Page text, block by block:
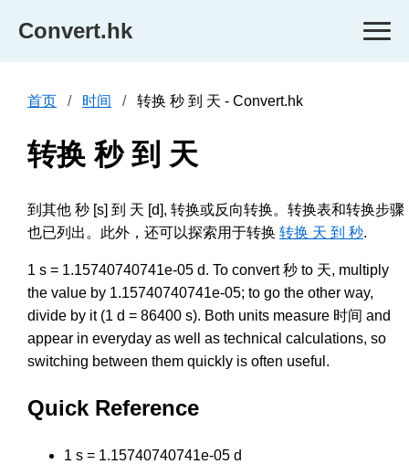
Convert.hk
首页 时间 转换 秒 到 天 - Convert.hk
转换 秒 到 天
到其他 秒 [s] 到 天 [d], 转换或反向转换。转换表和转换步骤
也已列出。此外，还可以探索用于转换 转换 天 到 秒.
1 s = 1.15740740741e-05 d. To convert 秒 to 天, multiply
the value by 1.15740740741e-05; to go the other way,
divide by it (1 d = 86400 s). Both units measure 时间 and
appear in everyday as well as technical calculations, so
switching between them quickly is often useful.
Quick Reference
1 s = 1.15740740741e-05 d